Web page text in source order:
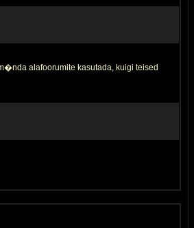
alafoorumite kasutada, kuigi teised